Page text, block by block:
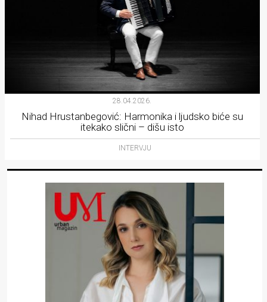
28.04.2026.
Nihad Hrustanbegović: Harmonika i ljudsko biće su
itekako slični – dišu isto
INTERVJU